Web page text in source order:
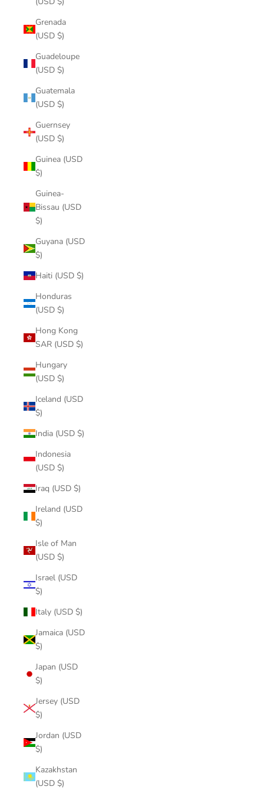
Grenada
(USD $)
Guadeloupe
(USD $)
Guatemala
(USD $)
Guernsey
(USD $)
Guinea (USD
$)
Guinea-
Bissau (USD
$)
Guyana (USD
$)
Haiti (USD $)
Honduras
(USD $)
Hong Kong
SAR (USD $)
Hungary
(USD $)
Iceland (USD
$)
India (USD $)
Indonesia
(USD $)
Iraq (USD $)
Ireland (USD
$)
Isle of Man
(USD $)
Israel (USD
$)
Italy (USD $)
Jamaica (USD
$)
Japan (USD
$)
Jersey (USD
$)
Jordan (USD
$)
Kazakhstan
(USD $)